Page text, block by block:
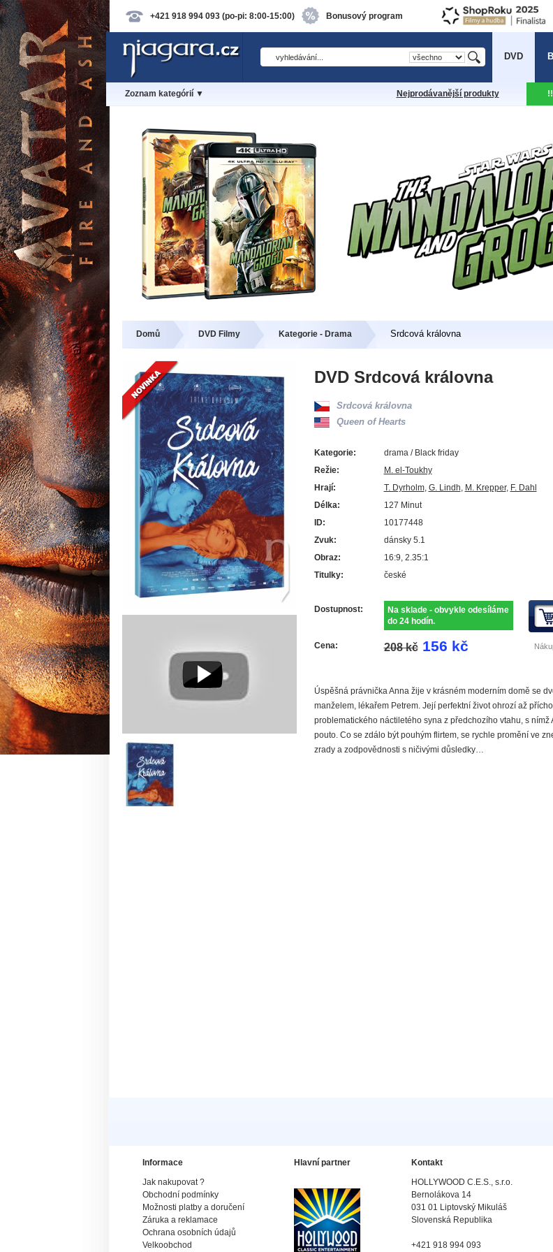
+421 918 994 093 (po-pi: 8:00-15:00) Bonusový program
DVD
Zoznam kategórií ▼ Nejprodávanější produkty
Domů DVD Filmy Kategorie - Drama Srdcová královna
DVD Srdcová královna
Srdcová královna
Queen of Hearts
Kategorie:
drama / Black friday
Režie:
M. el-Toukhy
Hrají:
T. Dyrholm, G. Lindh, M. Krepper, F. Dahl
Délka:
127 Minut
ID:
10177448
Zvuk:
dánsky 5.1
Obraz:
16:9, 2.35:1
Titulky:
české
Dostupnost:
Na sklade - obvykle odesíláme
do 24 hodín.
Cena: 208 kč 156 kč
Úspěšná právnička Anna žije v krásném moderním domě se
manželem, lékařem Petrem. Její perfektní život ohrozí až
problematického náctiletého syna z předchozího vtahu, s nímž
pouto. Co se zdálo být pouhým flirtem, se rychle promění ve
zrady a zodpovědnosti s ničivými důsledky…
Informace
Jak nakupovat ?
Obchodní podmínky
Možnosti platby a doručení
Záruka a reklamace
Ochrana osobních údajů
Velkoobchod
Hlavní partner
Kontakt
HOLLYWOOD C.E.S., s.r.o.
Bernolákova 14
031 01 Liptovský Mikuláš
Slovenská Republika
+421 918 994 093